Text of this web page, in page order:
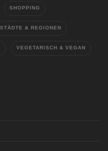
SHOPPING
STÄDTE & REGIONEN
VEGETARISCH & VEGAN